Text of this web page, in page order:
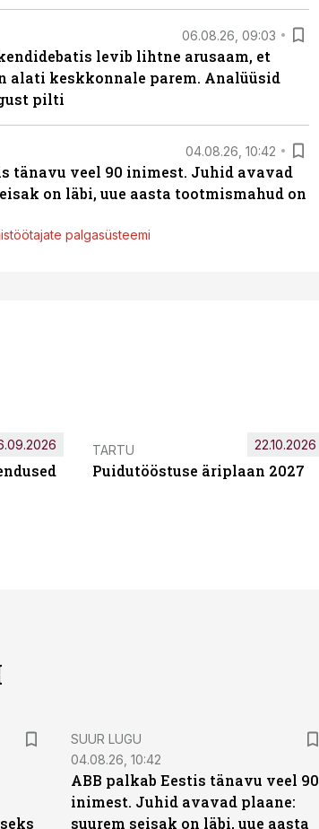
06.08.26, 09:03
levib lihtne arusaam, et
alati keskkonnale parem. Analüüsid
pilti
04.08.26, 10:42
tänavu veel 90 inimest. Juhid avavad
on läbi, uue aasta tootmismahud on
palgasüsteemi
TARTU
Puidutööstuse äriplaan 2027
22.10.2026
SUUR LUGU
04.08.26, 10:42
ABB palkab Eestis tänavu veel 90
inimest. Juhid avavad plaane:
suurem seisak on läbi, uue aasta